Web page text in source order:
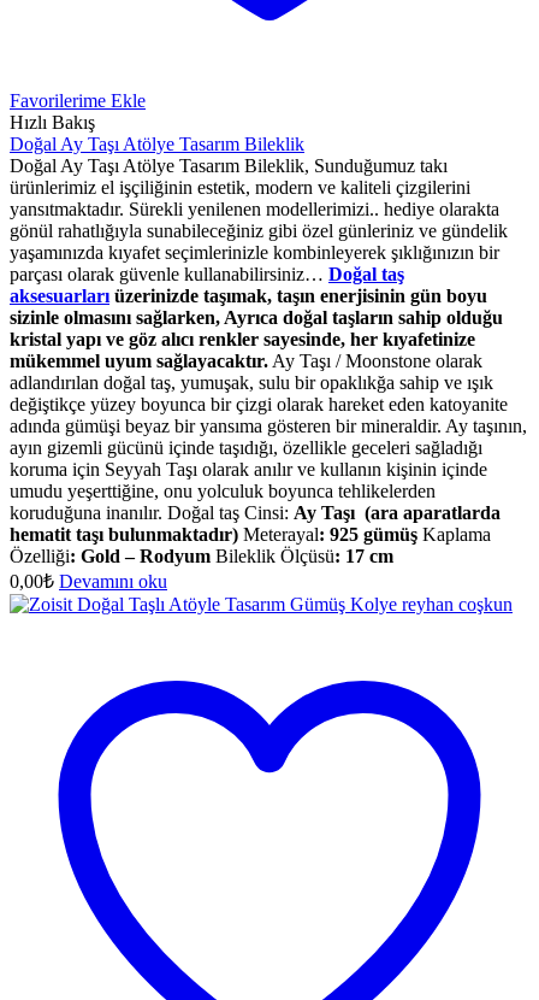
Favorilerime Ekle
Hızlı Bakış
Doğal Ay Taşı Atölye Tasarım Bileklik
Doğal Ay Taşı Atölye Tasarım Bileklik, Sunduğumuz takı
ürünlerimiz el işçiliğinin estetik, modern ve kaliteli çizgilerini
yansıtmaktadır. Sürekli yenilenen modellerimizi.. hediye olarakta
gönül rahatlığıyla sunabileceğiniz gibi özel günleriniz ve gündelik
yaşamınızda kıyafet seçimlerinizle kombinleyerek şıklığınızın bir
parçası olarak güvenle kullanabilirsiniz… Doğal taş
aksesuarları üzerinizde taşımak, taşın enerjisinin gün boyu
sizinle olmasını sağlarken, Ayrıca doğal taşların sahip olduğu
kristal yapı ve göz alıcı renkler sayesinde, her kıyafetinize
mükemmel uyum sağlayacaktır. Ay Taşı / Moonstone olarak
adlandırılan doğal taş, yumuşak, sulu bir opaklıkğa sahip ve ışık
değiştikçe yüzey boyunca bir çizgi olarak hareket eden katoyanite
adında gümüşi beyaz bir yansıma gösteren bir mineraldir. Ay taşının,
ayın gizemli gücünü içinde taşıdığı, özellikle geceleri sağladığı
koruma için Seyyah Taşı olarak anılır ve kullanın kişinin içinde
umudu yeşerttiğine, onu yolculuk boyunca tehlikelerden
koruduğuna inanılır. Doğal taş Cinsi: Ay Taşı (ara aparatlarda
hematit taşı bulunmaktadır) Meterayal: 925 gümüş Kaplama
Özelliği: Gold – Rodyum Bileklik Ölçüsü: 17 cm
0,00₺ Devamını oku